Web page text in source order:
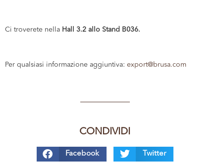
Ci troverete nella Hall 3.2 allo Stand B036.
Per qualsiasi informazione aggiuntiva: export@brusa.com
CONDIVIDI
Facebook Twitter